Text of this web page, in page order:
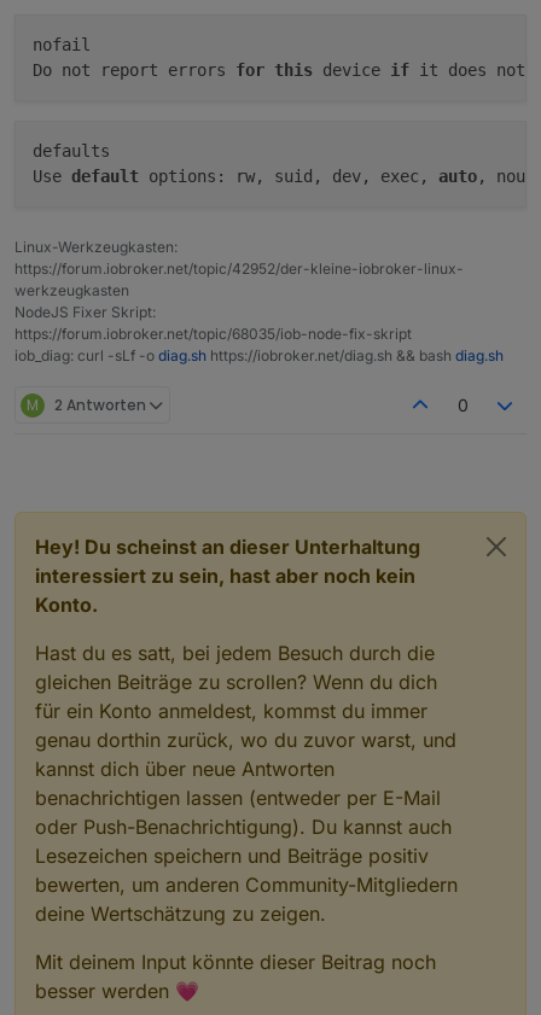
nofail
Do not report errors for this device if
defaults
Use default options: rw, suid, dev, exec, auto,
Linux-Werkzeugkasten:
https://forum.iobroker.net/topic/42952/der-kleine-iobroker-linux-
werkzeugkasten
NodeJS Fixer Skript:
https://forum.iobroker.net/topic/68035/iob-node-fix-skript
iob_diag: curl -sLf -o diag.sh https://iobroker.net/diag.sh && bash diag.sh
M 2 Antworten 0
Hey! Du scheinst an dieser Unterhaltung
interessiert zu sein, hast aber noch kein
Konto.
Hast du es satt, bei jedem Besuch durch die
gleichen Beiträge zu scrollen? Wenn du dich
für ein Konto anmeldest, kommst du immer
genau dorthin zurück, wo du zuvor warst, und
kannst dich über neue Antworten
benachrichtigen lassen (entweder per E-Mail
oder Push-Benachrichtigung). Du kannst auch
Lesezeichen speichern und Beiträge positiv
bewerten, um anderen Community-Mitgliedern
deine Wertschätzung zu zeigen.
Mit deinem Input könnte dieser Beitrag noch
besser werden 💗